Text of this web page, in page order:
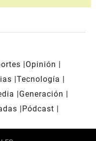
Opinión
Tecnología
Generación
Pódcast